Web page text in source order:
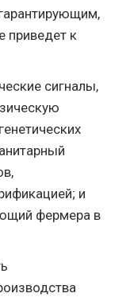
приведет к
сигналы,
и
фермера в